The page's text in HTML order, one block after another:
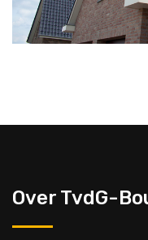
Over TvdG-